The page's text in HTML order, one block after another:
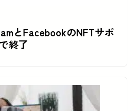
とFacebookのNFTサポ
終了